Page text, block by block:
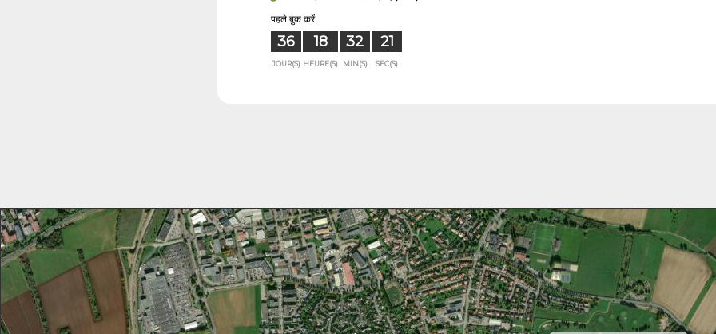
पहले बुक करें:
36 18 32 20
JOUR(S) HEURE(S) MIN(S) SEC(S)